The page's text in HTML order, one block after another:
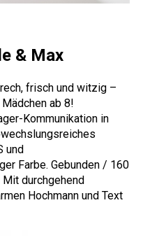
& Max
frisch und witzig –
ab 8!
Kommunikation in
und
Farbe. Gebunden / 160
durchgehend
Hochmann und Text